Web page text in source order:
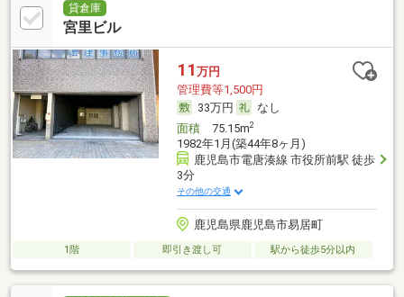
貸倉庫
宮里ビル
11 万円
管理費等1,500円
33万円
なし
面積75.15m2
1982年1月(築44年8ヶ月)
鹿児島市電唐湊線 市役所前駅 徒歩
3分
その他の交通
鹿児島県鹿児島市易居町
1階 即引き渡し可 駅から徒歩5分以内